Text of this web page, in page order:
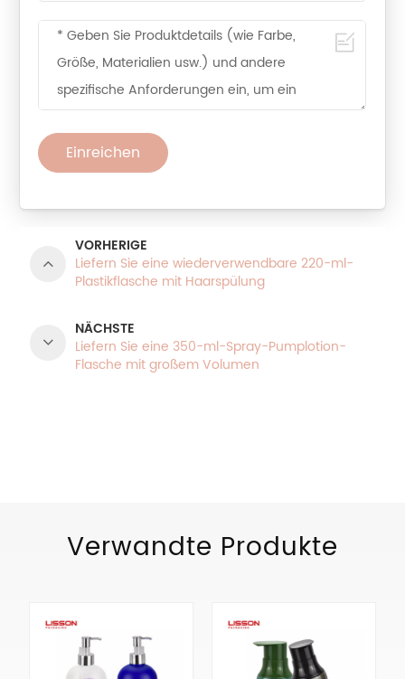
Einreichen
VORHERIGE
Liefern Sie eine wiederverwendbare 220-ml-
Plastikflasche mit Haarspülung
NÄCHSTE
Liefern Sie eine 350-ml-Spray-Pumplotion-
Flasche mit großem Volumen
Verwandte Produkte